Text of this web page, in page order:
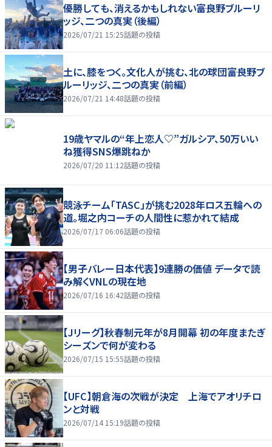
優勝しても、消えるかもしれない――富良野ブルーリ
ッジ、二つの真実（後編）
2026/07/21 15:25話題の投稿
土に、膝をつく。文化人が挑む、北の球団――富良野ブ
ルーリッジ、二つの真実（前編）
2026/07/21 14:48話題の投稿
19歳ヤマルの“年上恋人♡”ガルシア、50万いい
ね獲得SNS爆跳ねか
2026/07/20 11:12話題の投稿
競泳チーム「TASC」が挑む2028年ロス五輪への
道。堀之内コーチの人間性に惹かれて結成
2026/07/17 06:06話題の投稿
【男子バレー日本代表】9連勝の価値 データで読
み解くVNLの現在地
2026/07/16 16:42話題の投稿
【Jリーグ】秋春制元年が8月開幕 初の年度またぎ
シーズンで何が変わる
2026/07/15 15:55話題の投稿
【UFC】朝倉海の次戦が決定 上海でアオリチロ
ンと対戦
2026/07/14 15:19話題の投稿